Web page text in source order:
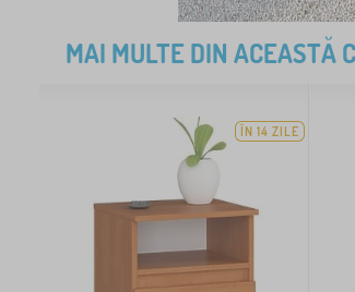
MAI MULTE DIN ACEASTĂ
ÎN 14 ZILE